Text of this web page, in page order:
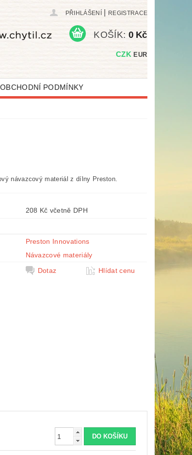
PŘIHLÁŠENÍ REGISTRACE
CZK EUR
KOŠÍK: 0 Kč
OBCHODNÍ PODMÍNKY
návazcový materiál z dílny Preston.
208 Kč včetně DPH
Preston Innovations
Návazcové materiály
Dotaz Hlídat cenu